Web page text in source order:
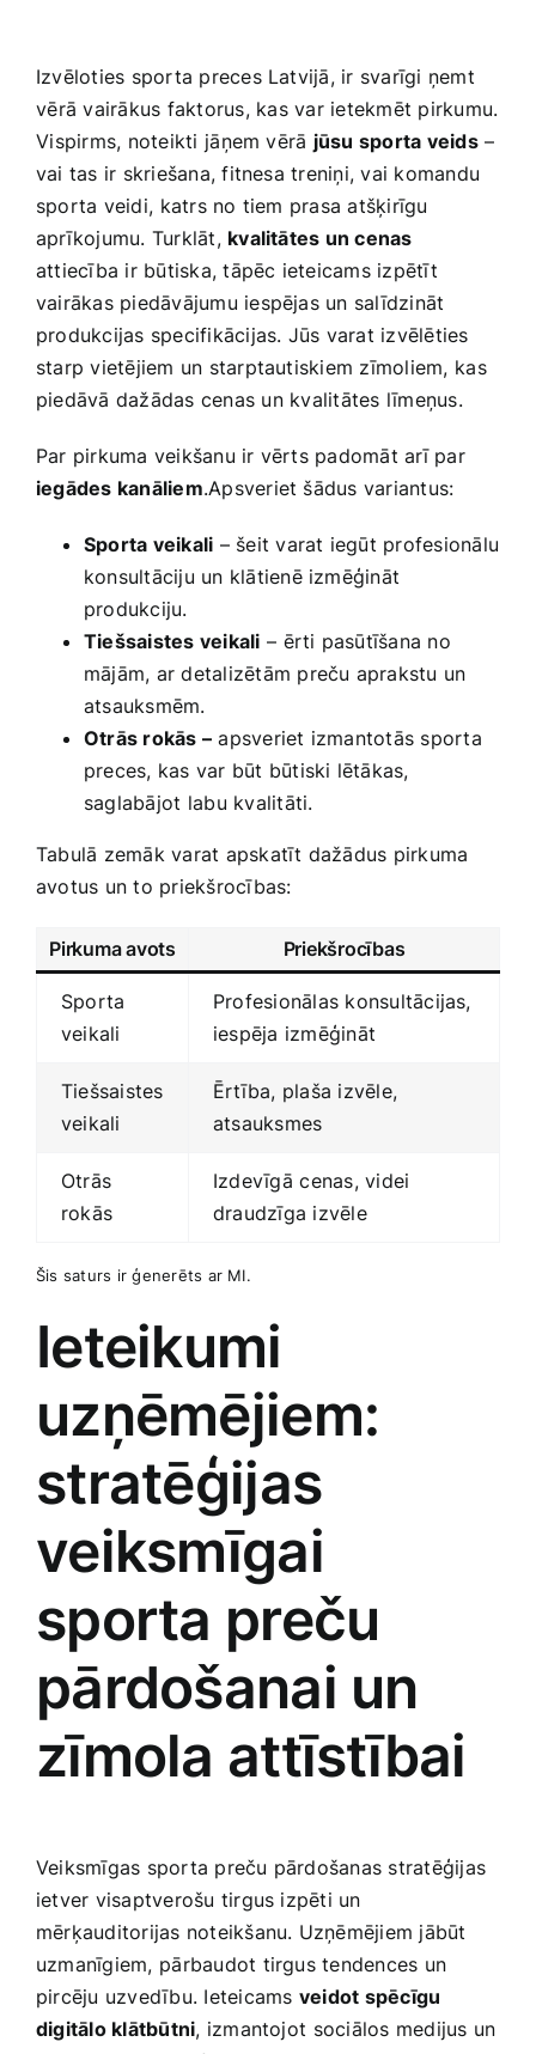
Izvēloties sporta preces Latvijā, ir svarīgi ņemt
⁤vērā vairākus faktorus,⁢ kas var ietekmēt pirkumu.
⁤Vispirms, noteikti ⁣jāņem‌ vērā jūsu sporta veids–
vai tas ir skriešana, fitnesa‍ treniņi, vai komandu ​
sporta veidi,⁤ katrs no tiem prasa atšķirīgu
aprīkojumu. Turklāt, kvalitātes un cenas
attiecība‌ ir būtiska, ‍tāpēc ieteicams izpētīt
vairākas ​piedāvājumu iespējas un salīdzināt
produkcijas ​specifikācijas. Jūs varat izvēlēties
starp vietējiem un starptautiskiem zīmoliem,⁤ kas
piedāvā dažādas cenas un⁣ kvalitātes līmeņus.
Par ​pirkuma veikšanu‍ ir vērts padomāt arī par
iegādes kanāliem.Apsveriet šādus variantus:
Sporta veikali ‍– šeit varat iegūt profesionālu
konsultāciju un klātienē izmēģināt
produkciju.
Tiešsaistes veikali ⁣– ērti pasūtīšana no
mājām, ar‌ detalizētām preču ​aprakstu un
atsauksmēm.
Otrās rokās – apsveriet izmantotās sporta
preces, kas var būt būtiski lētākas,
saglabājot ⁣labu kvalitāti.
Tabulā zemāk varat apskatīt dažādus pirkuma
avotus​ un to priekšrocības:
Pirkuma avots Priekšrocības
Sporta⁢
veikali
Profesionālas konsultācijas,
iespēja izmēģināt
Tiešsaistes
veikali
Ērtība, plaša izvēle,
atsauksmes
Otrās
rokās
Izdevīgā ⁤cenas, ‌videi
draudzīga izvēle
Šis saturs ir ģenerēts ar MI.
Ieteikumi
uzņēmējiem:
stratēģijas
veiksmīgai
sporta preču
pārdošanai‌ un
zīmola attīstībai
Veiksmīgas sporta preču pārdošanas​ stratēģijas
ietver visaptverošu tirgus izpēti un
mērķauditorijas noteikšanu. Uzņēmējiem jābūt
uzmanīgiem, ⁣pārbaudot tirgus tendences ‍un
pircēju uzvedību. Ieteicams⁣ veidot spēcīgu
digitālo klātbūtni,‌ izmantojot ⁤sociālos medijus un